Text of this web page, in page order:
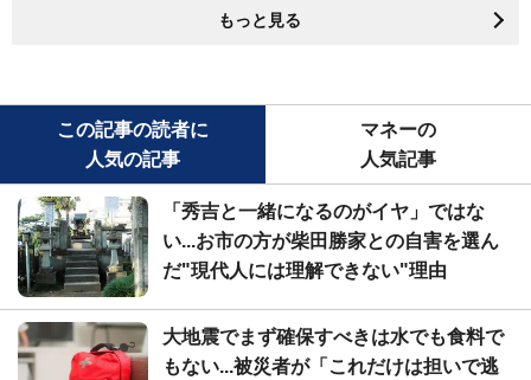
もっと見る
この記事の読者に
人気の記事
マネーの
人気記事
「秀吉と一緒になるのがイヤ」ではな
い...お市の方が柴田勝家との自害を選ん
だ"現代人には理解できない"理由
大地震でまず確保すべきは水でも食料で
もない...被災者が「これだけは担いで逃